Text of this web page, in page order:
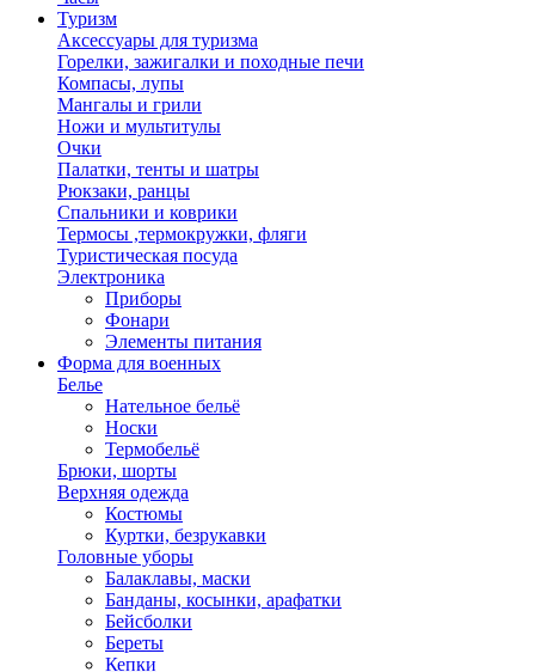
Туризм
Аксессуары для туризма
Горелки, зажигалки и походные печи
Компасы, лупы
Мангалы и грили
Ножи и мультитулы
Очки
Палатки, тенты и шатры
Рюкзаки, ранцы
Спальники и коврики
Термосы ,термокружки, фляги
Туристическая посуда
Электроника
Приборы
Фонари
Элементы питания
Форма для военных
Белье
Нательное бельё
Носки
Термобельё
Брюки, шорты
Верхняя одежда
Костюмы
Куртки, безрукавки
Головные уборы
Балаклавы, маски
Банданы, косынки, арафатки
Бейсболки
Береты
Кепки